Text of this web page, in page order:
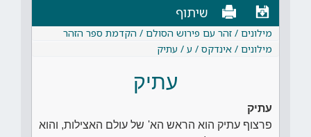
שיתוף
מילונים / זהר עם פירוש הסולם / הקדמת ספר הזהר
מילונים / אינדקס / ע / עתיק
עתיק
עתיק
פרצוף עתיק הוא הראש הא' של עולם האצילות, והוא